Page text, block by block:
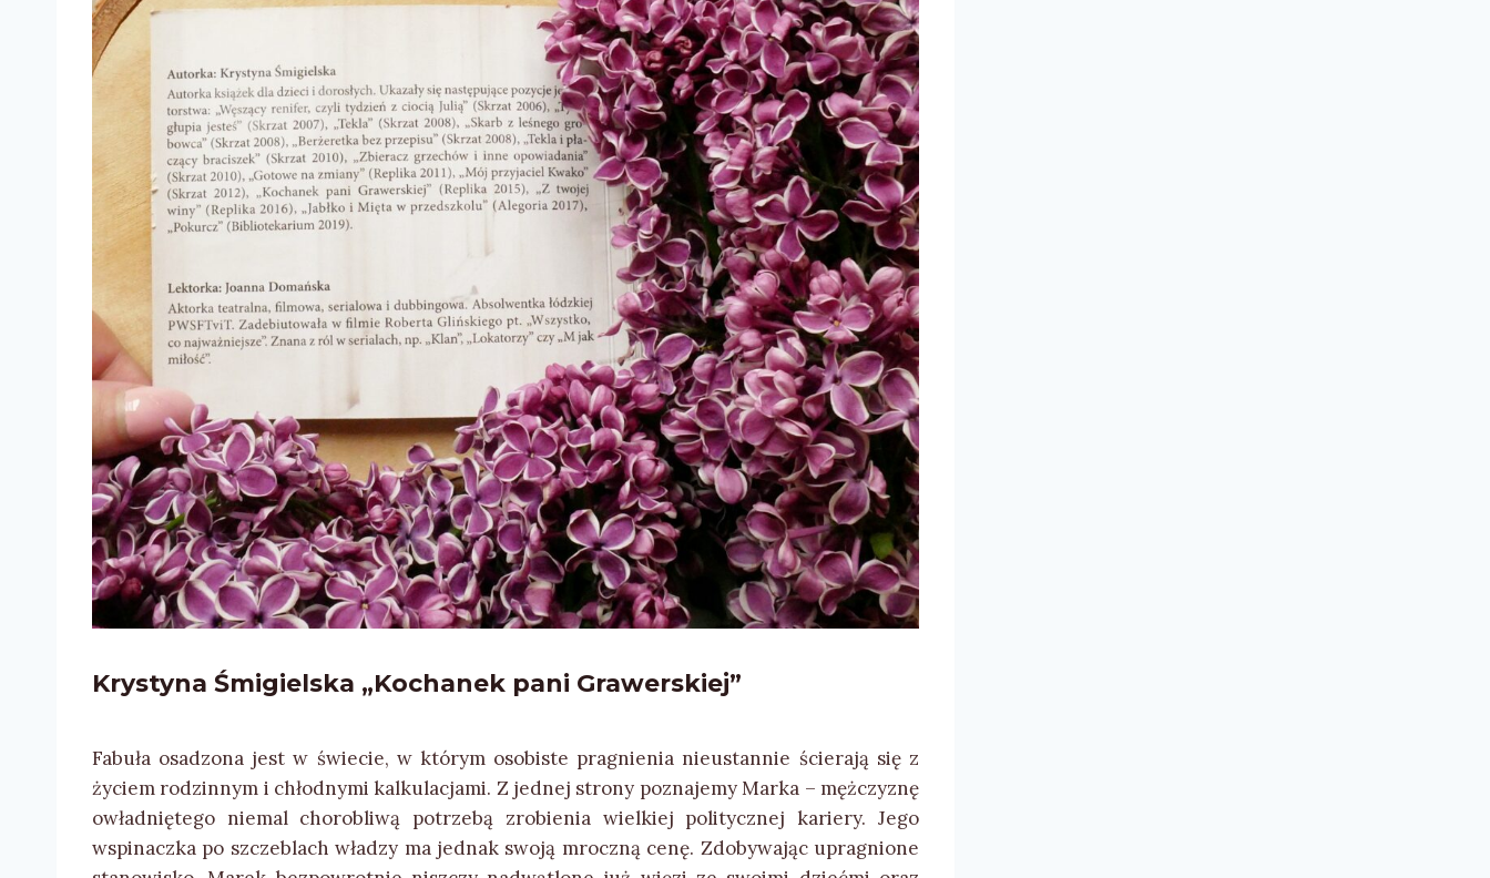
Krystyna Śmigielska „Kochanek pani Grawerskiej”
Fabuła osadzona jest w świecie, w którym osobiste pragnienia nieustannie ścierają się z
życiem rodzinnym i chłodnymi kalkulacjami. Z jednej strony poznajemy Marka – mężczyznę
owładniętego niemal chorobliwą potrzebą zrobienia wielkiej politycznej kariery. Jego
wspinaczka po szczeblach władzy ma jednak swoją mroczną cenę. Zdobywając upragnione